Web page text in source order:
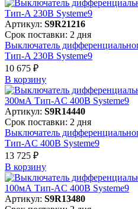
Артикул: S9R21216
Срок поставки: 2 дня
Выключатель
Тип-A 230В Systeme9
10 675 ₽
В корзинy
Артикул: S9R14440
Срок поставки: 2 дня
Выключатель
Тип-AC 400В Systeme9
13 725 ₽
В корзинy
Артикул: S9R13480